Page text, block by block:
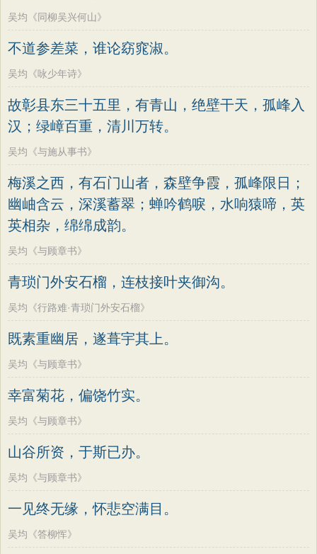
吴均《同柳吴兴何山》
不道参差菜，谁论窈窕淑。
吴均《咏少年诗》
故彰县东三十五里，有青山，绝壁干天，孤峰入
汉；绿嶂百重，清川万转。
吴均《与施从事书》
梅溪之西，有石门山者，森壁争霞，孤峰限日；
幽岫含云，深溪蓄翠；蝉吟鹤唳，水响猿啼，英
英相杂，绵绵成韵。
吴均《与顾章书》
青琐门外安石榴，连枝接叶夹御沟。
吴均《行路难·青琐门外安石榴》
既素重幽居，遂葺宇其上。
吴均《与顾章书》
幸富菊花，偏饶竹实。
吴均《与顾章书》
山谷所资，于斯已办。
吴均《与顾章书》
一见终无缘，怀悲空满目。
吴均《答柳恽》